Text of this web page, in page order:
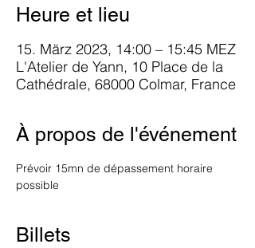
Heure et lieu
15. März 2023, 14:00 – 15:45 MEZ
L'Atelier de Yann, 10 Place de la
Cathédrale, 68000 Colmar, France
À propos de l'événement
Prévoir 15mn de dépassement horaire
possible
Billets